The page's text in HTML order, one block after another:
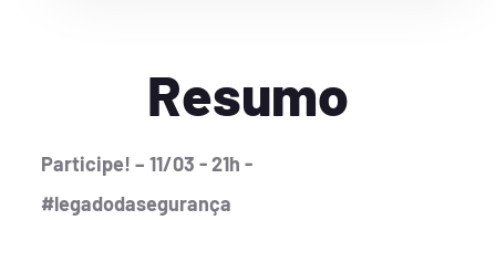
Resumo
Participe! – 11/03 - 21h -
#legadodasegurança